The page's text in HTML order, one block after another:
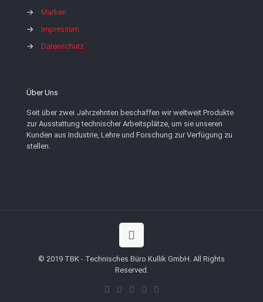
→
Marken
→
Impressum
→
Datenschutz
Über Uns
Seit über zwei Jahrzehnten beschaffen wir weltweit Produkte
zur Ausstattung technischer Arbeitsplätze, um sie unseren
Kunden aus Industrie, Lehre und Forschung zur Verfügung zu
stellen.
© 2019 TBK - Technisches Büro Kullik GmbH. All Rights
Reserved.